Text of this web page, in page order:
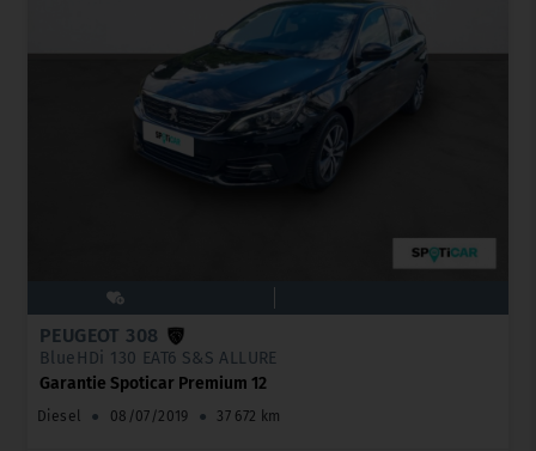
PEUGEOT 308
BlueHDi 130 EAT6 S&S ALLURE
Garantie Spoticar Premium 12
Diesel ● 08/07/2019 ● 37 672 km